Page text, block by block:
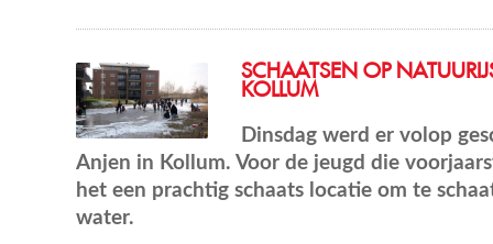
SCHAATSEN OP
KOLLUM
Dinsdag werd er volop
Anjen in Kollum. Voor de jeugd die
het een prachtig schaats locatie om te
water.